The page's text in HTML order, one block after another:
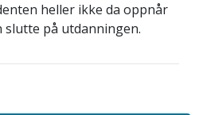
heller ikke da oppnår
på utdanningen.